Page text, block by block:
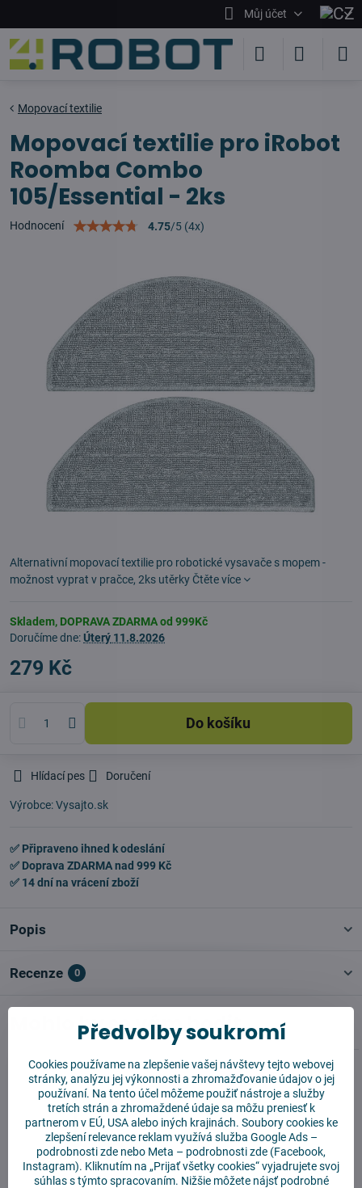
Můj účet
Mopovací textilie
Mopovací textilie pro iRobot
Roomba Combo
105/Essential - 2ks
Hodnocení 4.75/5 (4x)
Alternativní mopovací textilie pro robotické vysavače s mopem -
možnost vyprat v pračce, 2ks utěrky Čtěte více
Skladem, DOPRAVA ZDARMA od 999Kč
Doručíme dne:Úterý 11.8.2026
279 Kč
Do košíku
Hlídací pes Doručení
Výrobce:Vysajto.sk
✅ Připraveno ihned k odeslání
✅ Doprava ZDARMA nad 999 Kč
✅ 14 dní na vrácení zboží
Popis
Recenze 0
Mohlo by se vám hodit
Předvolby soukromí
Cookies používame na zlepšenie vašej návštevy tejto webovej
stránky, analýzu jej výkonnosti a zhromažďovanie údajov o jej
používaní. Na tento účel môžeme použiť nástroje a služby
tretích strán a zhromaždené údaje sa môžu preniesť k
partnerom v EÚ, USA alebo iných krajinách. Soubory cookies ke
zlepšení relevance reklam využívá služba Google Ads –
podrobnosti zde nebo Meta – podrobnosti zde (Facebook,
Instagram). Kliknutím na „Prijať všetky cookies“ vyjadrujete svoj
súhlas s týmto spracovaním. Nižšie môžete nájsť podrobné